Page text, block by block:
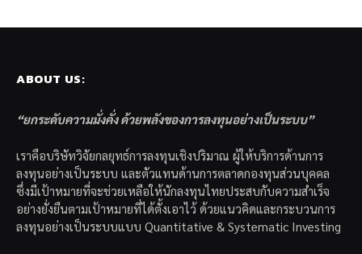
ABOUT US:
“ยกระดับความมั่งคั่ง ด้วยพลังของการลงทุนอย่างเป็นระบบ”
เราคือบริษัทวิจัยกลยุทธ์การลงทุนเชิงปริมาณ ผู้ให้บริการด้านการ
ลงทุนอย่างเป็นระบบ และตัวแทนด้านการตลาดกองทุนส่วนบุคคล
ซึ่งมีเป้าหมายที่จะช่วยเหลือให้นักลงทุนไทยประสบกับความสำเร็จ
อย่างยั่งยืนตามเป้าหมายที่ได้ตั้งเอาไว้ ด้วยแนวคิดและกระบวนการ
ลงทุนอย่างเป็นระบบแบบ Quantitative & Systematic Investing